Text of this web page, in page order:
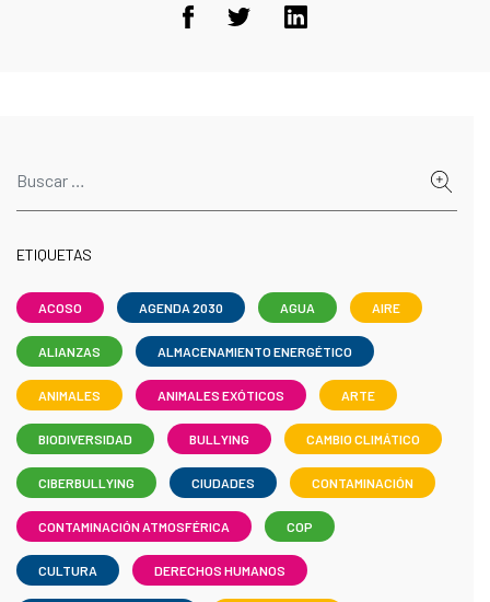
ETIQUETAS
ACOSO AGENDA 2030 AGUA AIRE
ALIANZAS ALMACENAMIENTO ENERGÉTICO
ANIMALES ANIMALES EXÓTICOS ARTE
BIODIVERSIDAD BULLYING CAMBIO CLIMÁTICO
CIBERBULLYING CIUDADES CONTAMINACIÓN
CONTAMINACIÓN ATMOSFÉRICA COP
CULTURA DERECHOS HUMANOS